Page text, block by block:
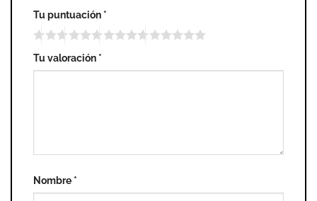
Tu puntuación *
Tu valoración *
Nombre *